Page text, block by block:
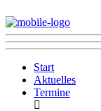
Start
Aktuelles
Termine